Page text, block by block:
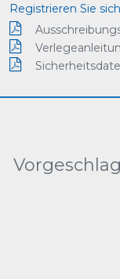
Registrieren Sie